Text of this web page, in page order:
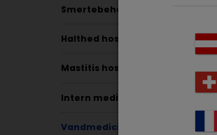
Smertebehandling hos kvæg
Halthed hos kvæg
Mastitis hos malkekvæg
Intern medicin
Vandmedicinering